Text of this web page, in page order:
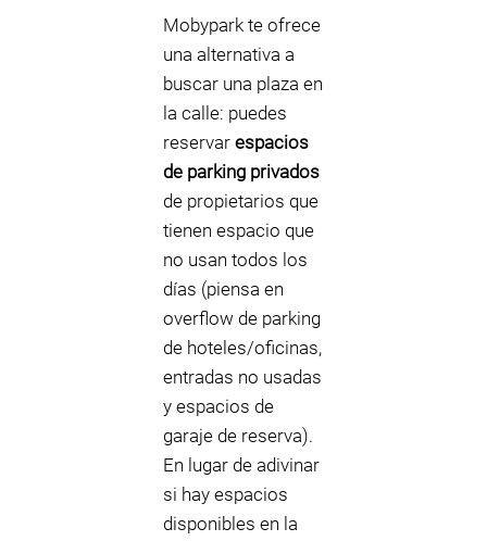
Mobypark te ofrece
una alternativa a
buscar una plaza en
la calle: puedes
reservar espacios
de parking privados
de propietarios que
tienen espacio que
no usan todos los
días (piensa en
overflow de parking
de hoteles/oficinas,
entradas no usadas
y espacios de
garaje de reserva).
En lugar de adivinar
si hay espacios
disponibles en la